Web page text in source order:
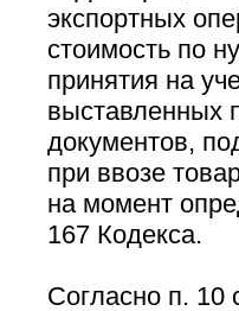
экспортных
стоимость по
принятия на
выставленных
документов,
при ввозе
на момент
167 Кодекса.
Согласно п. 10